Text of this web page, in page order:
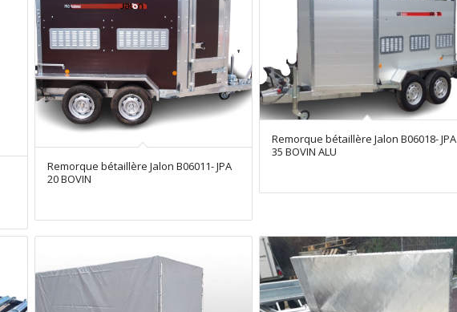
Remorque bétaillère Jalon B06011- JPA
20 BOVIN
Remorque bétaillère Jalon B06018- JPA
35 BOVIN ALU